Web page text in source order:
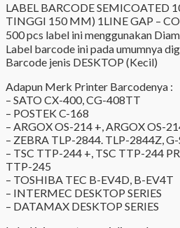
LABEL BARCODE SEMICOATED
TINGGI 150 MM) 1LINE GAP –
500 pcs label ini menggunakan
Label barcode ini pada umumnya
Barcode jenis DESKTOP (Kecil)
Adapun Merk Printer Barcodenya :
– SATO CX-400, CG-408TT
– POSTEK C-168
– ARGOX OS-214 +, ARGOX OS-
– ZEBRA TLP-2844. TLP-2844Z, G-
– TSC TTP-244 +, TSC TTP-244
TTP-245
– TOSHIBA TEC B-EV4D, B-EV4T
– INTERMEC DESKTOP SERIES
– DATAMAX DESKTOP SERIES